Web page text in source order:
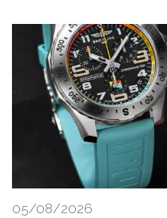
05/08/2026